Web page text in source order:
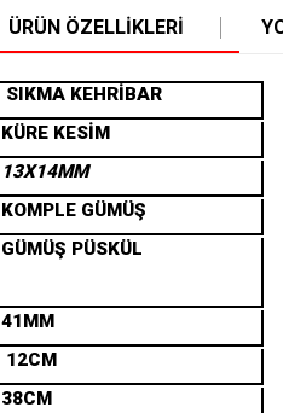
ÜRÜN ÖZELLIKLERI
SIKMA KEHRİBAR
KÜRE KESİM
13X14MM
KOMPLE GÜMÜŞ
GÜMÜŞ PÜSKÜL
41MM
12CM
38CM